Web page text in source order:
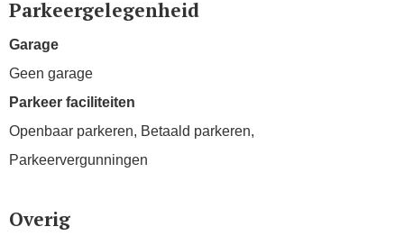
Parkeergelegenheid
Garage
Geen garage
Parkeer faciliteiten
Openbaar parkeren, Betaald parkeren,
Parkeervergunningen
Overig